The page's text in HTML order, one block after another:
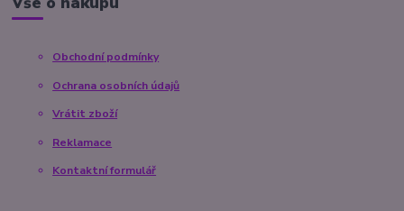
Obchodní podmínky
Ochrana osobních údajů
Vrátit zboží
Reklamace
Kontaktní formulář